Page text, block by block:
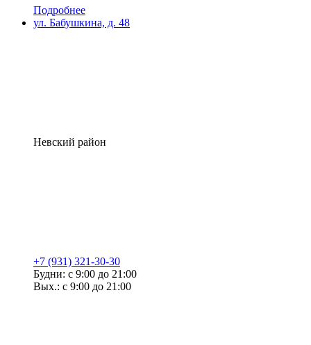
Подробнее
ул. Бабушкина, д. 48
Невский район
+7 (931) 321-30-30
Будни: с 9:00 до 21:00
Вых.: с 9:00 до 21:00